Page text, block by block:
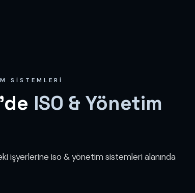
SISTEMLERI
ISO & Yönetim
işyerlerine iso & yönetim sistemleri alanında